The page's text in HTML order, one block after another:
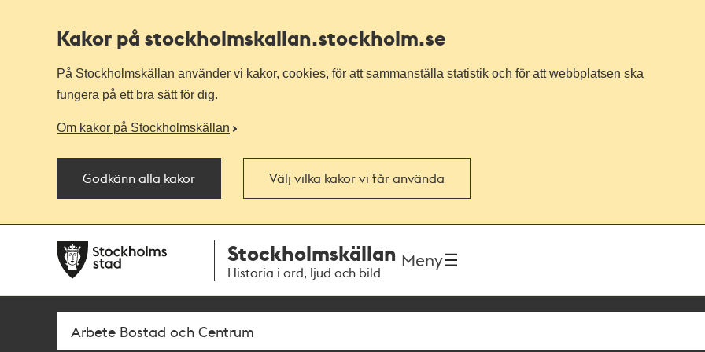
Kakor på stockholmskallan.stockholm.se
På Stockholmskällan använder vi kakor, cookies, för att sammanställa statistik och för att webbplatsen ska
fungera på ett bra sätt för dig.
Om kakor på Stockholmskällan
Godkänn alla kakor Välj vilka kakor vi får använda
navigationen
huvudinnehållet
Stockholmskällan
Historia i ord, ljud och bild
Meny
Sök